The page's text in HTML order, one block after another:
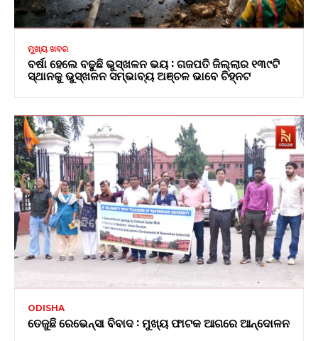
ମୁଖ୍ୟ ଖବର
ବର୍ଷା ହେଲେ ବଢୁଛି ଭୁସ୍ଖଳନ ଭୟ : ଗଜପତି ଜିଲ୍ଲାର ୧୩୯ଟି
ସ୍ଥାନକୁ ଭୁସ୍ଖଳନ ସମ୍ଭାବ୍ୟ ଅଞ୍ଚଳ ଭାବେ ଚିହ୍ନଟ
ODISHA
ତେଜୁଛି ରେଭେନ୍ସା ବିବାଦ : ମୁଖ୍ୟ ଫାଟକ ଆଗରେ ଆନ୍ଦୋଳନ